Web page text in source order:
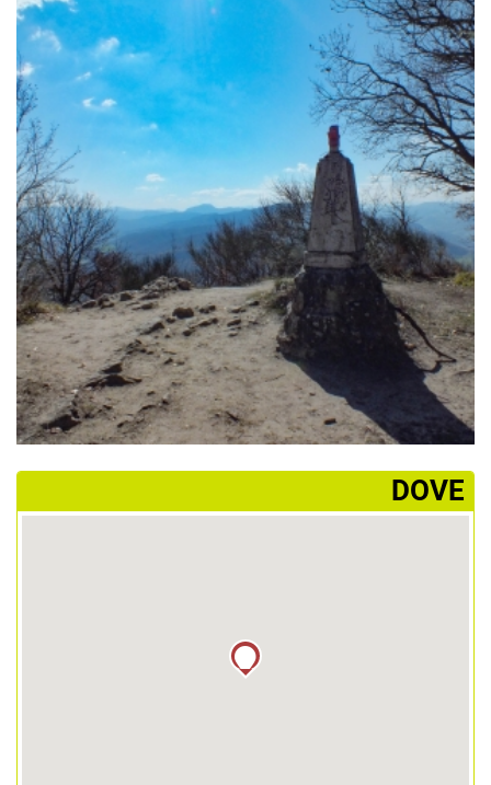
­DOVE